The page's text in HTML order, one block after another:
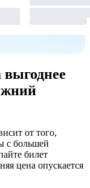
выгоднее
от того,
с большей
билет
цена опускается